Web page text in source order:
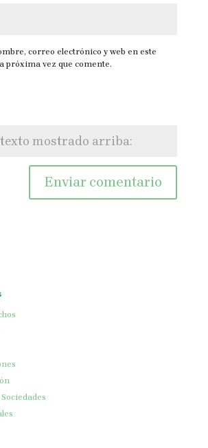
correo electrónico y web en este
próxima vez que comente.